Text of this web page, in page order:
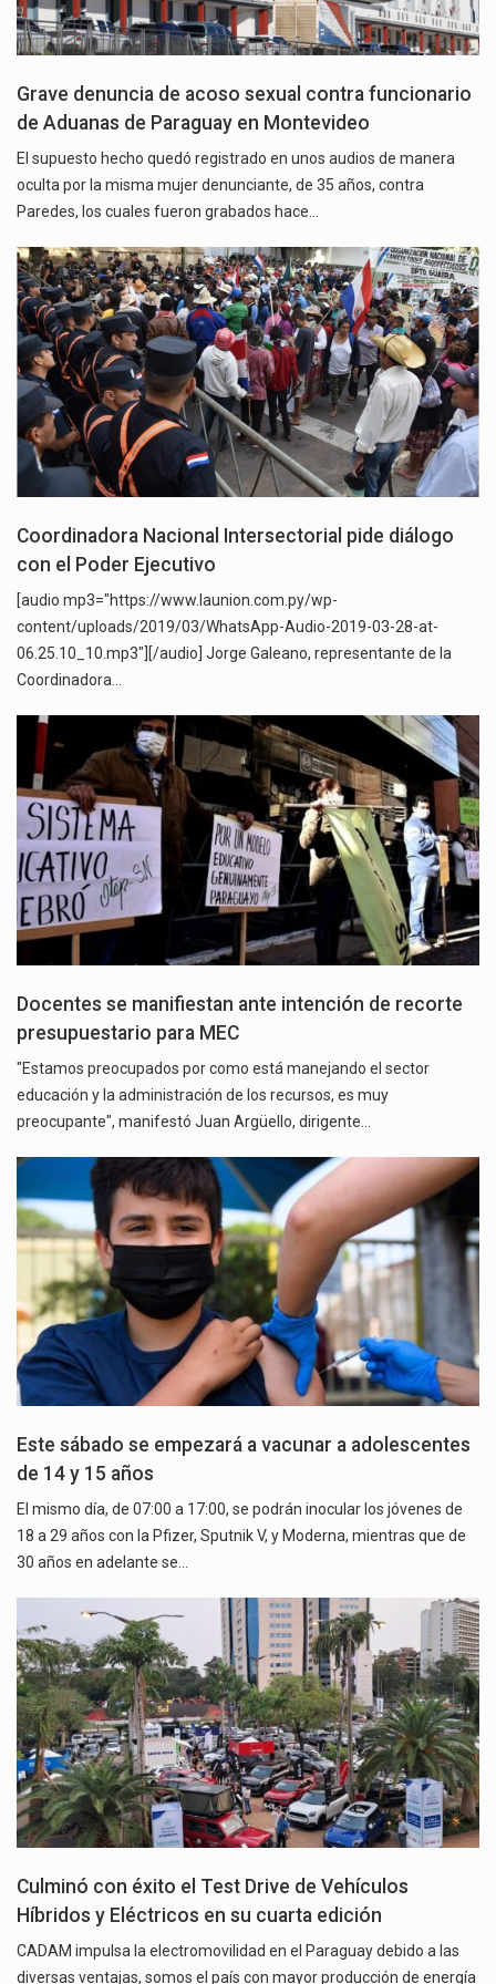
Grave denuncia de acoso sexual contra funcionario
de Aduanas de Paraguay en Montevideo
El supuesto hecho quedó registrado en unos audios de manera
oculta por la misma mujer denunciante, de 35 años, contra
Paredes, los cuales fueron grabados hace…
Coordinadora Nacional Intersectorial pide diálogo
con el Poder Ejecutivo
[audio mp3="https://www.launion.com.py/wp-
content/uploads/2019/03/WhatsApp-Audio-2019-03-28-at-
06.25.10_10.mp3"][/audio] Jorge Galeano, representante de la
Coordinadora…
Docentes se manifiestan ante intención de recorte
presupuestario para MEC
"Estamos preocupados por como está manejando el sector
educación y la administración de los recursos, es muy
preocupante", manifestó Juan Argüello, dirigente…
Este sábado se empezará a vacunar a adolescentes
de 14 y 15 años
El mismo día, de 07:00 a 17:00, se podrán inocular los jóvenes de
18 a 29 años con la Pfizer, Sputnik V, y Moderna, mientras que de
30 años en adelante se…
Culminó con éxito el Test Drive de Vehículos
Híbridos y Eléctricos en su cuarta edición
CADAM impulsa la electromovilidad en el Paraguay debido a las
diversas ventajas, somos el país con mayor producción de energía